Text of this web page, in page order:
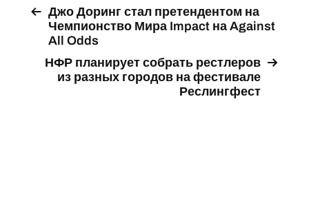
Джо Доринг стал претендентом на
Чемпионство Мира Impact на Against
All Odds
НФР планирует собрать рестлеров
из разных городов на фестивале
Реслингфест